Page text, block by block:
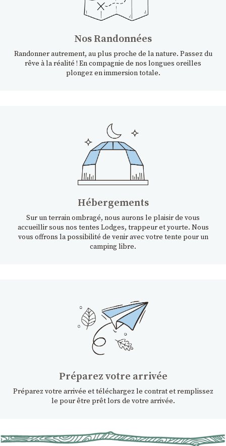
Nos Randonnées
Randonner autrement, au plus proche de la nature. Passez du
rêve à la réalité ! En compagnie de nos longues oreilles
plongez en immersion totale.
Hébergements
Sur un terrain ombragé, nous aurons le plaisir de vous
accueillir sous nos tentes Lodges, trappeur et yourte. Nous
vous offrons la possibilité de venir avec votre tente pour un
camping libre.
Préparez votre arrivée
Préparez votre arrivée et téléchargez le contrat et remplissez
le pour être prêt lors de votre arrivée.